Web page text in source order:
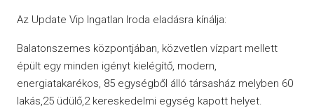
Az Update Vip Ingatlan Iroda eladásra kínálja:
Balatonszemes központjában, közvetlen vízpart mellett
épült egy minden igényt kielégítő, modern,
energiatakarékos, 85 egységből álló társasház melyben 60
lakás,25 üdülő,2 kereskedelmi egység kapott helyet.